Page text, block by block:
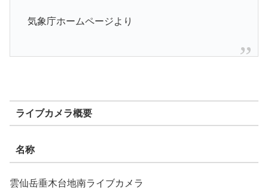
気象庁ホームページより
ライブカメラ概要
名称
雲仙岳垂木台地南ライブカメラ